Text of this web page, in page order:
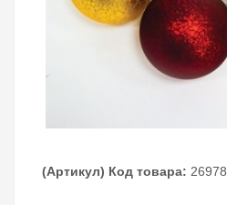
(Артикул) Код товара: 26978